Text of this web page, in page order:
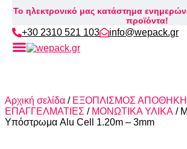
Το ηλεκτρονικό μας κατάστημα
προϊόντα!
+30 2310 521 103 info@wepack.gr
Αρχική σελίδα / ΕΞΟΠΛΙΣΜΟΣ
ΕΠΑΓΓΕΛΜΑΤΙΕΣ / ΜΟΝΩΤΙΚΑ ΥΛΙΚΑ /
Υπόστρωμα Alu Cell 1.20m – 3mm